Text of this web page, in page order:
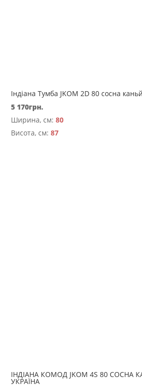
Індіана Тумба JKOM 2D 80 сосна
5 170грн.
Ширина, см:80
Висота, см:87
ІНДІАНА КОМОД JKOM 4S 80 СОСНА
УКРАЇНА